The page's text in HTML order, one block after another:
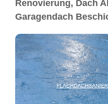
Renovierung, Dach
Garagendach